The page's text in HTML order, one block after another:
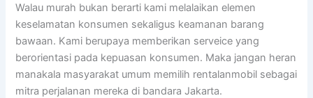
Walau murah bukan berarti kami melalaikan elemen
keselamatan konsumen sekaligus keamanan barang
bawaan. Kami berupaya memberikan serveice yang
berorientasi pada kepuasan konsumen. Maka jangan heran
manakala masyarakat umum memilih rentalanmobil sebagai
mitra perjalanan mereka di bandara Jakarta.